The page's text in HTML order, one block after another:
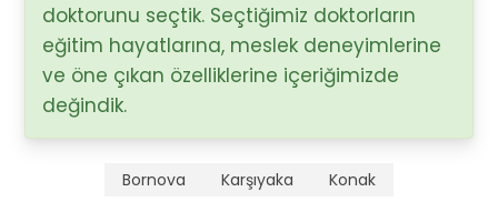
Tüm Doktorlar
Tüm doktorları göster
doktorunu seçtik. Seçtiğimiz doktorların
eğitim hayatlarına, meslek deneyimlerine
ve öne çıkan özelliklerine içeriğimizde
değindik.
Bornova Karşıyaka Konak